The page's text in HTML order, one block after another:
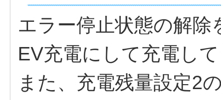
エラー停止状態の解
EV充電にして充電し
また、充電残量設定2